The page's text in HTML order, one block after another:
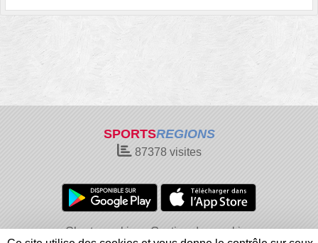
SPORTSREGIONS
87378visites
Charte cookies
Gestion des cookies